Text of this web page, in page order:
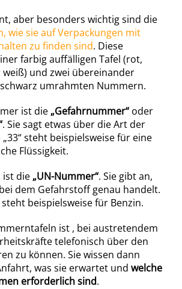
aber besonders wichtig sind die
wie sie auf Verpackungen mit
zu finden sind. Diese
farbig auffälligen Tafel (rot,
und zwei übereinander
umrahmten Nummern.
ist die „Gefahrnummer“ oder
. Sie sagt etwas über die Art der
steht beispielsweise für eine
Flüssigkeit.
ist die „UN-Nummer“. Sie gibt an,
dem Gefahrstoff genau handelt.
steht beispielsweise für Benzin.
ist , bei austretendem
telefonisch über den
zu können. Sie wissen dann
was sie erwartet und welche
erforderlich sind.